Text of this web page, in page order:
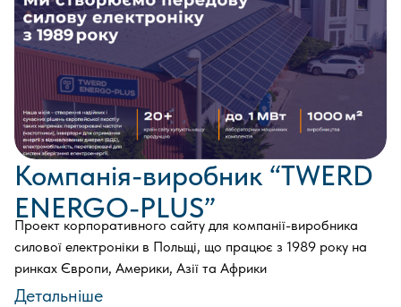
Компанія-виробник “TWERD
ENERGO-PLUS”
Проект корпоративного сайту для компанії-виробника
силової електроніки в Польщі, що працює з 1989 року на
ринках Європи, Америки, Азії та Африки
Детальніше